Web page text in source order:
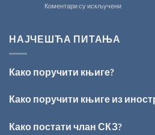
уручење
Коментари су искљученина
„Милован
поезију
НАЈЧЕШЋА ПИТАЊА
Како поручити књиге?
Како поручити књиге из
Како постати члан СКЗ?